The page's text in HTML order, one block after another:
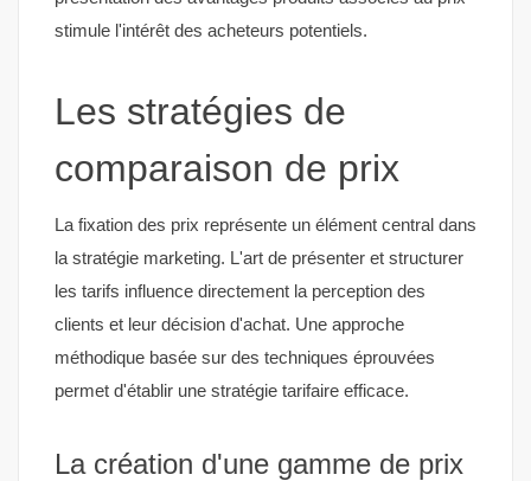
stimule l'intérêt des acheteurs potentiels.
Les stratégies de
comparaison de prix
La fixation des prix représente un élément central dans
la stratégie marketing. L'art de présenter et structurer
les tarifs influence directement la perception des
clients et leur décision d'achat. Une approche
méthodique basée sur des techniques éprouvées
permet d'établir une stratégie tarifaire efficace.
La création d'une gamme de prix